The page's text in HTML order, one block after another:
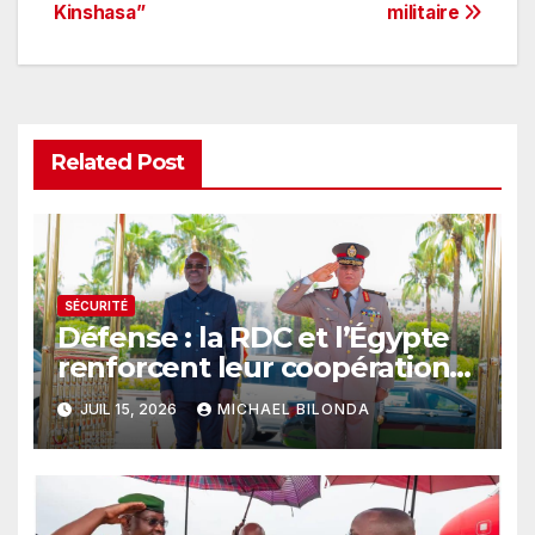
l’article militaire
Kinshasa”
Related Post
SÉCURITÉ
Défense : la RDC et l’Égypte
renforcent leur coopération
pour moderniser les FARDC
JUIL 15, 2026 MICHAEL BILONDA